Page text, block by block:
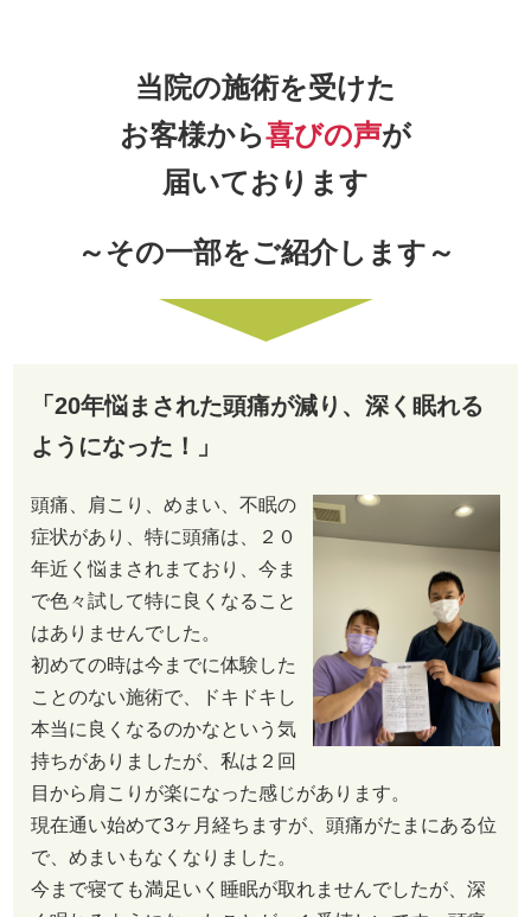
当院の施術を受けた
お客様から喜びの声が
届いております
～その一部をご紹介します～
「20年悩まされた頭痛が減り、深く眠れる
ようになった！」
頭痛、肩こり、めまい、不眠の
症状があり、特に頭痛は、２０
年近く悩まされまており、今ま
で色々試して特に良くなること
はありませんでした。
初めての時は今までに体験した
ことのない施術で、ドキドキし
本当に良くなるのかなという気
持ちがありましたが、私は２回
目から肩こりが楽になった感じがあります。
現在通い始めて3ヶ月経ちますが、頭痛がたまにある位
で、めまいもなくなりました。
今まで寝ても満足いく睡眠が取れませんでしたが、深